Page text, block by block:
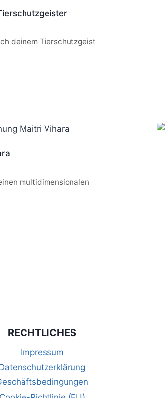
deinem Tierschutzgeist
multidimensionalen
RECHTLICHES
Impressum
Datenschutzerklärung